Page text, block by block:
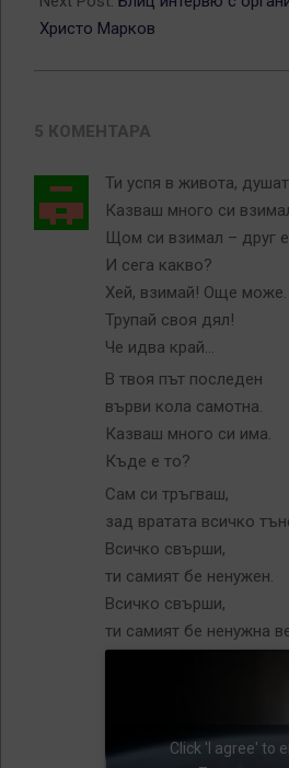
Христо Марков
5 КОМЕНТАРА
Ти успя в живота,
Казваш много си
Щом си взимал – друг
И сега какво?
Хей, взимай! Още може.
Трупай своя дял!
Че идва край…
В твоя път последен
върви кола самотна.
Казваш много си има.
Къде е то?
Сам си тръгваш,
зад вратата всичко
Всичко свърши,
ти самият бе ненужен.
Всичко свърши,
ти самият бе ненужна
Click 'I agree' to